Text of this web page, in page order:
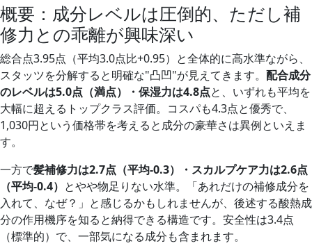
概要：成分レベルは圧倒的、ただし補
修力との乖離が興味深い
総合点3.95点（平均3.0点比+0.95）と全体的に高水準ながら、
スタッツを分解すると明確な"凸凹"が見えてきます。 配合成分
のレベルは5.0点（満点）・保湿力は4.8点と、いずれも平均を
大幅に超えるトップクラス評価。コスパも4.3点と優秀で、
1,030円という価格帯を考えると成分の豪華さは異例といえま
す。
一方で髪補修力は2.7点（平均-0.3）・スカルプケア力は2.6点
（平均-0.4） とやや物足りない水準。「あれだけの補修成分を
入れて、なぜ？」と感じるかもしれませんが、後述する酸熱成
分の作用機序を知ると納得できる構造です。安全性は3.4点
（標準的）で、一部気になる成分も含まれます。